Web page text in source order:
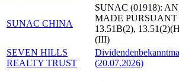
SUNAC CHINA
SUNAC (01918):
MADE PURSUANT
13.51B(2),
(III)
SEVEN HILLS
REALTY TRUST
(20.07.2026)